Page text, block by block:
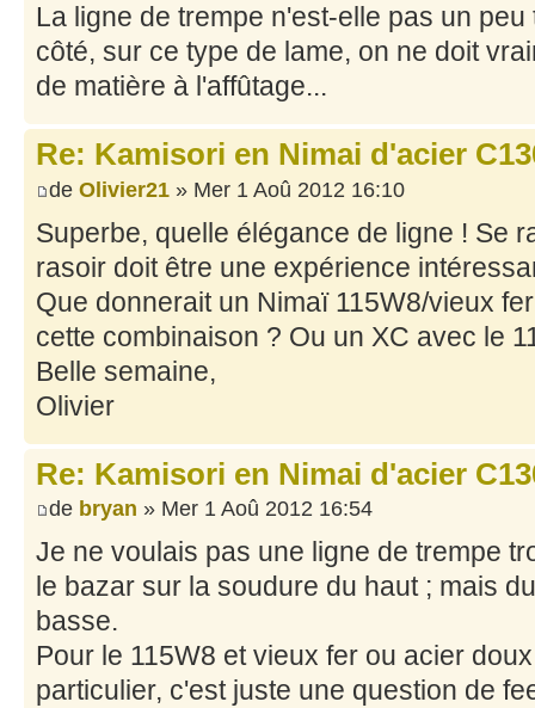
La ligne de trempe n'est-elle pas un
côté, sur ce type de lame, on ne doit
de matière à l'affûtage...
Re: Kamisori en Nimai d'acier
de Olivier21 » Mer 1 Aoû 2012 16:10
Superbe, quelle élégance de ligne ! Se
rasoir doit être une expérience
Que donnerait un Nimaï 115W8/vieux
cette combinaison ? Ou un XC avec le
Belle semaine,
Olivier
Re: Kamisori en Nimai d'acier
de bryan » Mer 1 Aoû 2012 16:54
Je ne voulais pas une ligne de trempe
le bazar sur la soudure du haut ; mais
basse.
Pour le 115W8 et vieux fer ou acier
particulier, c'est juste une question de